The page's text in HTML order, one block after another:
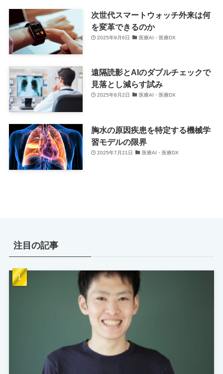
次世代スマートウォッチ外来は何
を変革できるのか
2025年9月6日 医療AI・医療DX
遠隔読影とAIのダブルチェックで
見落とし減らす試み
2025年8月2日 医療AI・医療DX
胸水の原因疾患を特定する機械学
習モデルの限界
2025年7月21日 医療AI・医療DX
注目の記事